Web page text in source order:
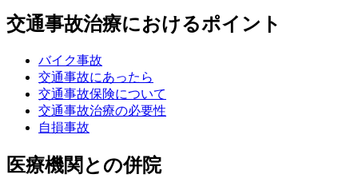
交通事故治療におけるポイント
バイク事故
交通事故にあったら
交通事故保険について
交通事故治療の必要性
自損事故
医療機関との併院